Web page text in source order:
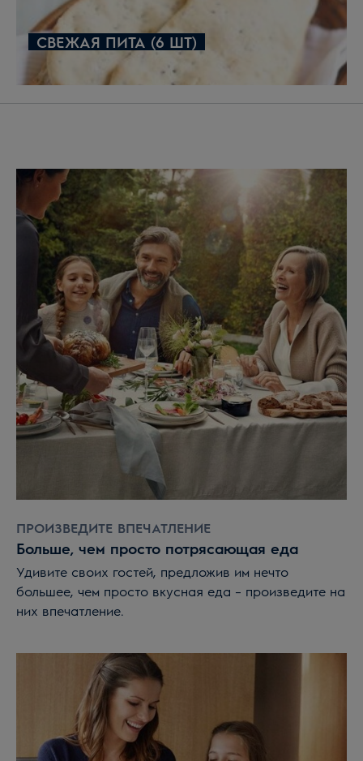
нагрева «Горячий воздух SteamBake
(PlusSteam)». Нажать на кнопку SteamBake
(PlusSteam) и дать духовому шкафу
предварительно разогреться до 230°C*.
понизить температуру до 200°C и выпекать 15-
20 минут или до образования золотисто-
коричневой корочки.
*Верхний + нижний нагрев: Предварительно
разогреть духовой шкаф до 240°C. Поместить
противень в духовой шкаф, понизить температуру
до 220°C и выпекать 15-20 минут или до
образования золотисто-коричневой корочки
СВЕЖАЯ ПИТА (6 ШТ)
ПРОИЗВЕДИТЕ ВПЕЧАТЛЕНИЕ
Больше, чем просто потрясающая еда
Удивите своих гостей, предложив им нечто
большее, чем просто вкусная еда – произведите на
них впечатление.